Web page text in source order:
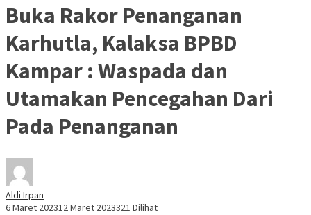
Buka Rakor Penanganan
Karhutla, Kalaksa BPBD
Kampar : Waspada dan
Utamakan Pencegahan Dari
Pada Penanganan
Aldi Irpan
6 Maret 202312 Maret 2023321 Dilihat